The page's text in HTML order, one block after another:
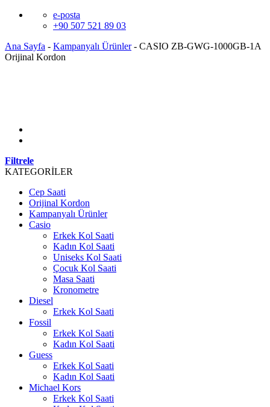
e-posta
+90 507 521 89 03
Ana Sayfa - Kampanyalı Ürünler- CASIO ZB-GWG-1000GB-1A
Orijinal Kordon
Filtrele
KATEGORİLER
Cep Saati
Orijinal Kordon
Kampanyalı Ürünler
Casio
Erkek Kol Saati
Kadın Kol Saati
Uniseks Kol Saati
Çocuk Kol Saati
Masa Saati
Kronometre
Diesel
Erkek Kol Saati
Fossil
Erkek Kol Saati
Kadın Kol Saati
Guess
Erkek Kol Saati
Kadın Kol Saati
Michael Kors
Erkek Kol Saati